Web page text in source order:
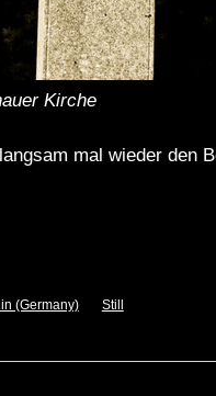
Kirche
mal wieder den
(Germany) Still